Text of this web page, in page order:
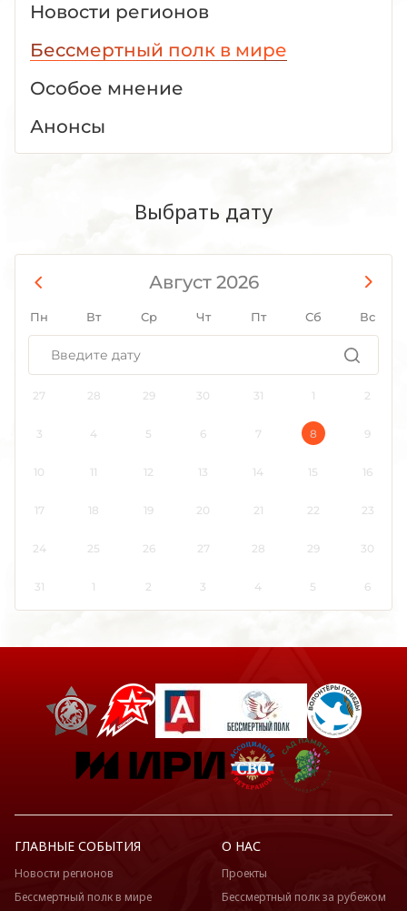
Новости регионов
Бессмертный полк в мире
Особое мнение
Анонсы
Выбрать дату
Август 2026
Пн Вт Ср Чт Пт Сб Вс
27 28 29 30 31 1 2
3 4 5 6 7 8 9
10 11 12 13 14 15 16
17 18 19 20 21 22 23
24 25 26 27 28 29 30
31 1 2 3 4 5 6
ГЛАВНЫЕ СОБЫТИЯ
Новости регионов
Бессмертный полк в мире
О НАС
Проекты
Бессмертный полк за рубежом